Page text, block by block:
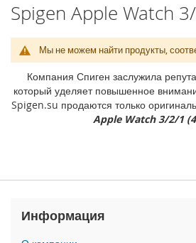
i
P
h
e
1
M
Spigen Apple Watch
Мы не можем найти продукты,
Компания Спиген заслужила
который уделяет повышенное
Spigen.su продаются только
Apple Watch 3/2/1
Информация